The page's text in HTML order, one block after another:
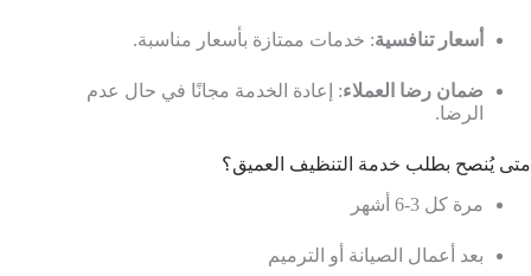
أسعار تنافسية: خدمات ممتازة بأسعار مناسبة.
ضمان رضا العملاء: إعادة الخدمة مجانًا في حال عدم
الرضا.
متى يُنصح بطلب خدمة التنظيف العميق؟
مرة كل 3-6 أشهر
بعد أعمال الصيانة أو الترميم